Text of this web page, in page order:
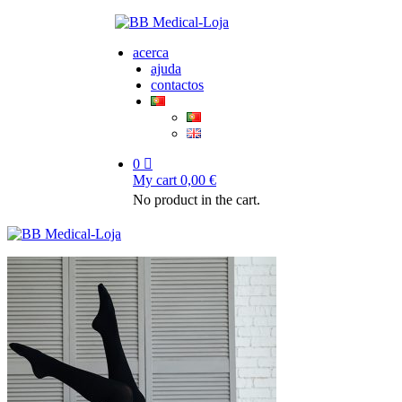
acerca
ajuda
contactos
0
My cart 0,00 €
No product in the cart.